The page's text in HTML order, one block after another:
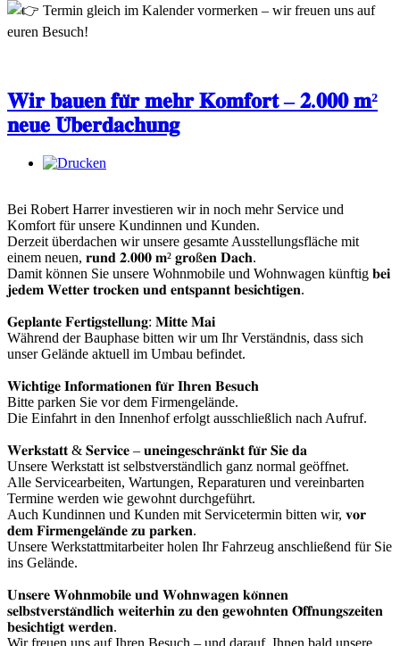
Termin gleich im Kalender vormerken – wir freuen uns auf
euren Besuch!
𝐖𝐢𝐫 𝐛𝐚𝐮𝐞𝐧 𝐟𝐮̈𝐫 𝐦𝐞𝐡𝐫 𝐊𝐨𝐦𝐟𝐨𝐫𝐭 – 𝟐.𝟎𝟎𝟎 𝐦²
𝐧𝐞𝐮𝐞 𝐔̈𝐛𝐞𝐫𝐝𝐚𝐜𝐡𝐮𝐧𝐠
Bei Robert Harrer investieren wir in noch mehr Service und
Komfort für unsere Kundinnen und Kunden.
Derzeit überdachen wir unsere gesamte Ausstellungsfläche mit
einem neuen, 𝐫𝐮𝐧𝐝 𝟐.𝟎𝟎𝟎 𝐦² 𝐠𝐫𝐨ß𝐞𝐧 𝐃𝐚𝐜𝐡.
Damit können Sie unsere Wohnmobile und Wohnwagen künftig 𝐛𝐞𝐢
𝐣𝐞𝐝𝐞𝐦 𝐖𝐞𝐭𝐭𝐞𝐫 𝐭𝐫𝐨𝐜𝐤𝐞𝐧 𝐮𝐧𝐝 𝐞𝐧𝐭𝐬𝐩𝐚𝐧𝐧𝐭 𝐛𝐞𝐬𝐢𝐜𝐡𝐭𝐢𝐠𝐞𝐧.
𝐆𝐞𝐩𝐥𝐚𝐧𝐭𝐞 𝐅𝐞𝐫𝐭𝐢𝐠𝐬𝐭𝐞𝐥𝐥𝐮𝐧𝐠: 𝐌𝐢𝐭𝐭𝐞 𝐌𝐚𝐢
Während der Bauphase bitten wir um Ihr Verständnis, dass sich
unser Gelände aktuell im Umbau befindet.
𝐖𝐢𝐜𝐡𝐭𝐢𝐠𝐞 𝐈𝐧𝐟𝐨𝐫𝐦𝐚𝐭𝐢𝐨𝐧𝐞𝐧 𝐟𝐮̈𝐫 𝐈𝐡𝐫𝐞𝐧 𝐁𝐞𝐬𝐮𝐜𝐡
Bitte parken Sie vor dem Firmengelände.
Die Einfahrt in den Innenhof erfolgt ausschließlich nach Aufruf.
𝐖𝐞𝐫𝐤𝐬𝐭𝐚𝐭𝐭 & 𝐒𝐞𝐫𝐯𝐢𝐜𝐞 – 𝐮𝐧𝐞𝐢𝐧𝐠𝐞𝐬𝐜𝐡𝐫𝐚̈𝐧𝐤𝐭 𝐟𝐮̈𝐫 𝐒𝐢𝐞 𝐝𝐚
Unsere Werkstatt ist selbstverständlich ganz normal geöffnet.
Alle Servicearbeiten, Wartungen, Reparaturen und vereinbarten
Termine werden wie gewohnt durchgeführt.
Auch Kundinnen und Kunden mit Servicetermin bitten wir, 𝐯𝐨𝐫
𝐝𝐞𝐦 𝐅𝐢𝐫𝐦𝐞𝐧𝐠𝐞𝐥𝐚̈𝐧𝐝𝐞 𝐳𝐮 𝐩𝐚𝐫𝐤𝐞𝐧.
Unsere Werkstattmitarbeiter holen Ihr Fahrzeug anschließend für Sie
ins Gelände.
𝐔𝐧𝐬𝐞𝐫𝐞 𝐖𝐨𝐡𝐧𝐦𝐨𝐛𝐢𝐥𝐞 𝐮𝐧𝐝 𝐖𝐨𝐡𝐧𝐰𝐚𝐠𝐞𝐧 𝐤𝐨̈𝐧𝐧𝐞𝐧
𝐬𝐞𝐥𝐛𝐬𝐭𝐯𝐞𝐫𝐬𝐭𝐚̈𝐧𝐝𝐥𝐢𝐜𝐡 𝐰𝐞𝐢𝐭𝐞𝐫𝐡𝐢𝐧 𝐳𝐮 𝐝𝐞𝐧 𝐠𝐞𝐰𝐨𝐡𝐧𝐭𝐞𝐧 𝐎̈𝐟𝐟𝐧𝐮𝐧𝐠𝐬𝐳𝐞𝐢𝐭𝐞𝐧
𝐛𝐞𝐬𝐢𝐜𝐡𝐭𝐢𝐠𝐭 𝐰𝐞𝐫𝐝𝐞𝐧.